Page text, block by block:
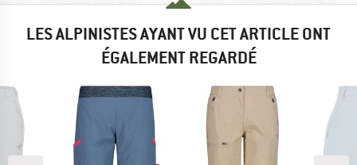
LES ALPINISTES AYANT VU CET ARTICLE ONT
ÉGALEMENT REGARDÉ